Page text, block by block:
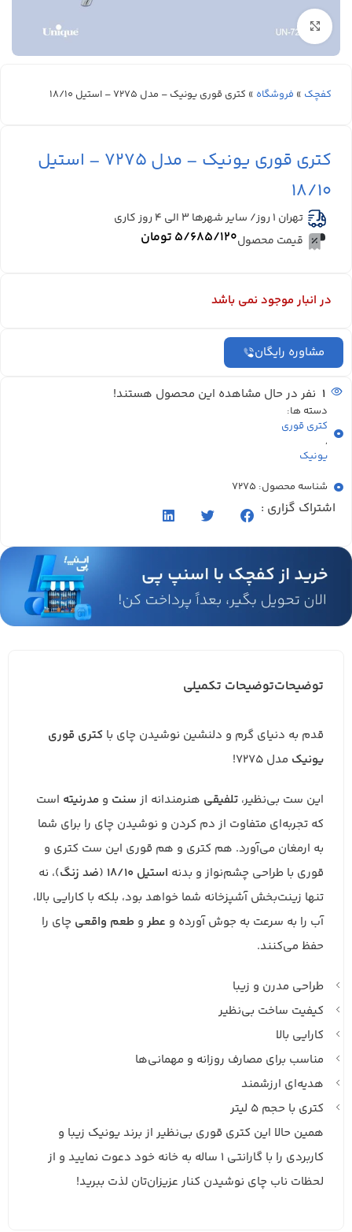
بزرگنمایی تصویر
کفچک » فروشگاه » کتری قوری یونیک – مدل 7275 – استیل 18/10
کتری قوری یونیک – مدل 7275 – استیل
18/10
تهران 1 روز/ سایر شهرها ۳ الی ۴ روز کاری
قیمت محصول۵/۶۸۵/۱۲۰ تومان
در انبار موجود نمی باشد
مشاوره رایگان
1 نفر در حال مشاهده این محصول هستند!
دسته ها:
کتری قوری
,
یونیک
شناسه محصول: 7275
اشتراک گزاری :
توضیحاتتوضیحات تکمیلی
قدم به دنیای گرم و دلنشین نوشیدن چای با کتری قوری
یونیک مدل 7275!
این ست بی‌نظیر، تلفیقی هنرمندانه از سنت و مدرنیته است
که تجربه‌ای متفاوت از دم کردن و نوشیدن چای را برای شما
به ارمغان می‌آورد. هم کتری و هم قوری این ست کتری و
قوری با طراحی چشم‌نواز و بدنه استیل 18/10 (ضد زنگ)، نه
تنها زینت‌بخش آشپزخانه شما خواهد بود، بلکه با کارایی بالا،
آب را به سرعت به جوش آورده و عطر و طعم واقعی چای را
حفظ می‌کنند.
طراحی مدرن و زیبا
کیفیت ساخت بی‌نظیر
کارایی بالا
مناسب برای مصارف روزانه و مهمانی‌ها
هدیه‌ای ارزشمند
کتری با حجم 5 لیتر
همین حالا این کتری قوری بی‌نظیر از برند یونیک زیبا و
کاربردی را با گارانتی 1 ساله به خانه خود دعوت نمایید و از
لحظات ناب چای نوشیدن کنار عزیزان‌تان لذت ببرید!